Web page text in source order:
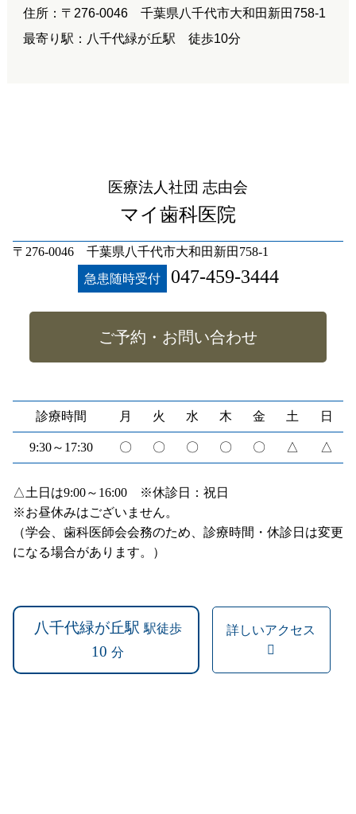
住所：〒276-0046 千葉県八千代市大和田新田758-1
最寄り駅：八千代緑が丘駅 徒歩10分
医療法人社団 志由会
マイ歯科医院
〒276-0046 千葉県八千代市大和田新田758-1
急患随時受付
047-459-3444
ご予約・お問い合わせ
診療時間 月 火 水 木 金 土 日
9:30～17:30 〇 〇 〇 〇 〇 △ △
△土日は9:00～16:00 ※休診日：祝日
※お昼休みはございません。
（学会、歯科医師会会務のため、診療時間・休診日は変更
になる場合があります。）
八千代緑が丘駅 駅徒歩
10 分
詳しいアクセス